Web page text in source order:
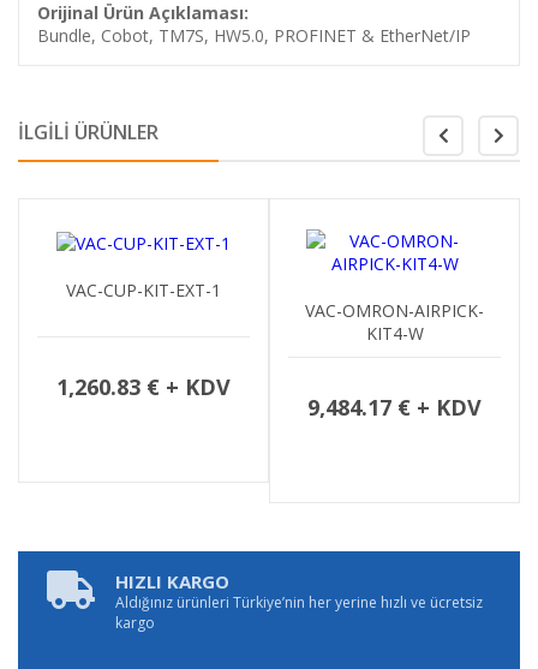
Orijinal Ürün Açıklaması:
Bundle, Cobot, TM7S, HW5.0, PROFINET & EtherNet/IP
İLGİLİ ÜRÜNLER
VAC-CUP-KIT-EXT-1
1,260.83 € + KDV
VAC-OMRON-AIRPICK-
KIT4-W
9,484.17 € + KDV
HIZLI KARGO
Aldığınız ürünleri Türkiye’nin her yerine hızlı ve ücretsiz
kargo